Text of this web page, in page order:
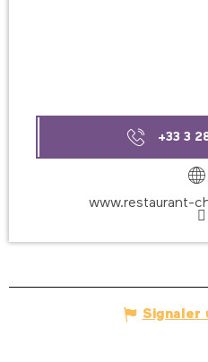
+33 3
www.restaurant-
Signaler